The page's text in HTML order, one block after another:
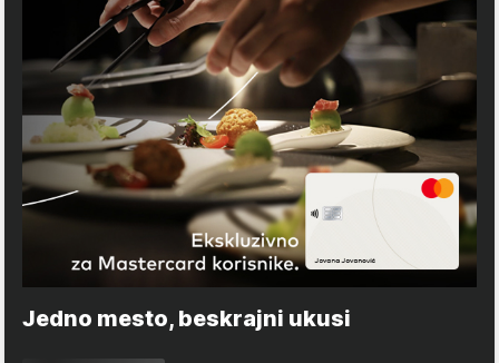
Jedno mesto, beskrajni ukusi